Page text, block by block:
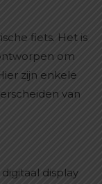
fiets. Het is
om
zijn enkele
van
display